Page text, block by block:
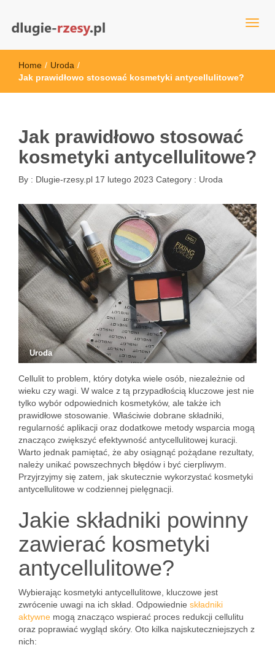
dlugie-rzesy.pl
Home / Uroda /
Jak prawidłowo stosować kosmetyki antycellulitowe?
Jak prawidłowo stosować
kosmetyki antycellulitowe?
By : Dlugie-rzesy.pl 17 lutego 2023 Category : Uroda
Uroda
Cellulit to problem, który dotyka wiele osób, niezależnie od
wieku czy wagi. W walce z tą przypadłością kluczowe jest nie
tylko wybór odpowiednich kosmetyków, ale także ich
prawidłowe stosowanie. Właściwie dobrane składniki,
regularność aplikacji oraz dodatkowe metody wsparcia mogą
znacząco zwiększyć efektywność antycellulitowej kuracji.
Warto jednak pamiętać, że aby osiągnąć pożądane rezultaty,
należy unikać powszechnych błędów i być cierpliwym.
Przyjrzyjmy się zatem, jak skutecznie wykorzystać kosmetyki
antycellulitowe w codziennej pielęgnacji.
Jakie składniki powinny
zawierać kosmetyki
antycellulitowe?
Wybierając kosmetyki antycellulitowe, kluczowe jest
zwrócenie uwagi na ich skład. Odpowiednie składniki
aktywne mogą znacząco wspierać proces redukcji cellulitu
oraz poprawiać wygląd skóry. Oto kilka najskuteczniejszych z
nich: